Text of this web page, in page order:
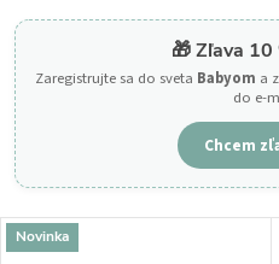
mamičku je vyrobená z eko
🎁 Zľava
Zaregistrujte sa do sveta Babyom a
do e-
Chcem
Novinka